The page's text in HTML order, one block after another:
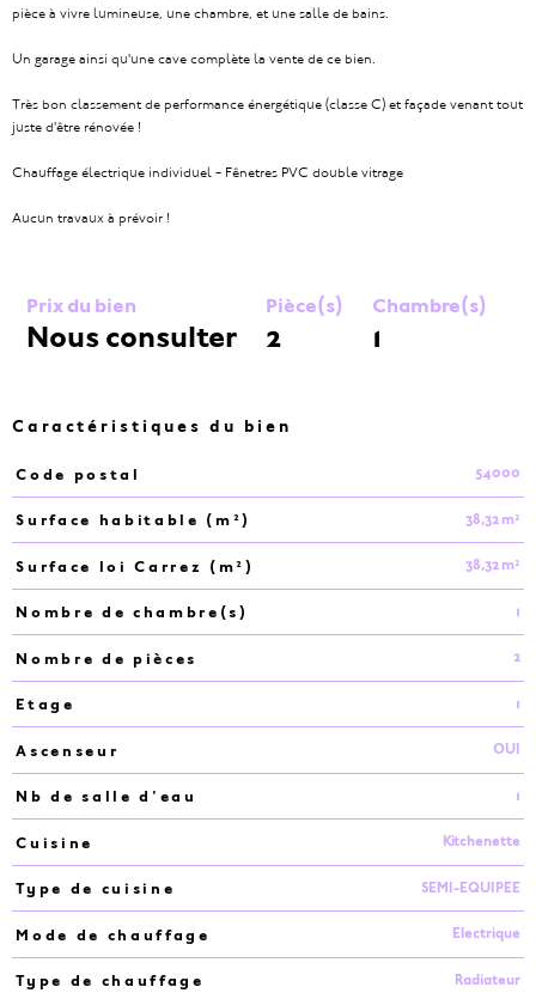
pièce à vivre lumineuse, une chambre, et une salle de bains.
Un garage ainsi qu'une cave complète la vente de ce bien.
Très bon classement de performance énergétique (classe C) et façade venant tout
juste d'être rénovée !
Chauffage électrique individuel - Fênetres PVC double vitrage
Aucun travaux à prévoir !
Prix du bien
Nous consulter
Pièce(s)
2
Chambre(s)
1
Caractéristiques du bien
Caractéristiques Valeurs
Code postal 54000
Surface habitable (m²) 38,32 m²
Surface loi Carrez (m²) 38,32 m²
Nombre de chambre(s) 1
Nombre de pièces 2
Etage 1
Ascenseur OUI
Nb de salle d'eau 1
Cuisine Kitchenette
Type de cuisine SEMI-EQUIPEE
Mode de chauffage Electrique
Type de chauffage Radiateur